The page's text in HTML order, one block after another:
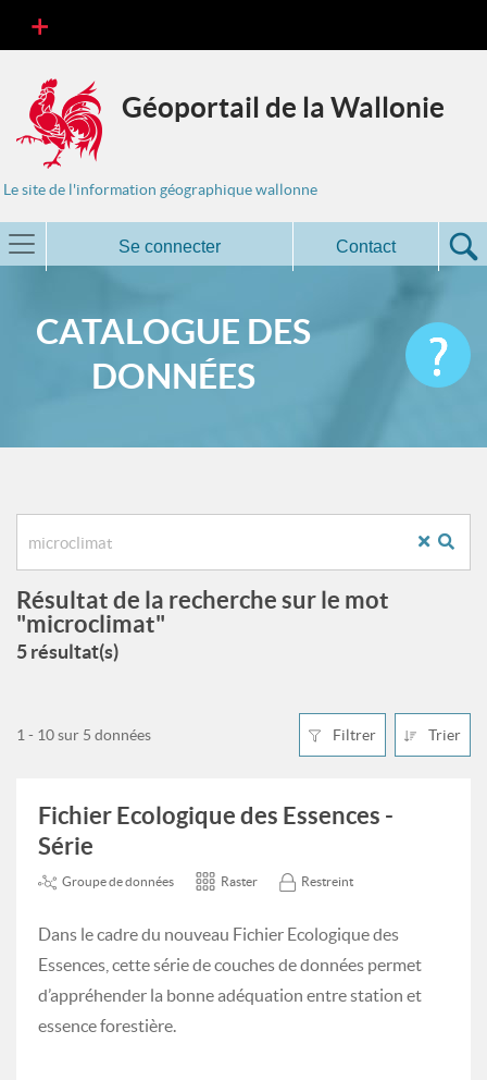
Géoportail de la Wallonie
Le site de l'information géographique wallonne
Se connecter Contact
CATALOGUE DES
DONNÉES
Résultat de la recherche sur le mot
"microclimat"
5 résultat(s)
Filtrer Trier
1 - 10 sur 5 données
Fichier Ecologique des Essences -
Série
Groupe de données Raster Restreint
Dans le cadre du nouveau Fichier Ecologique des
Essences, cette série de couches de données permet
d’appréhender la bonne adéquation entre station et
essence forestière.